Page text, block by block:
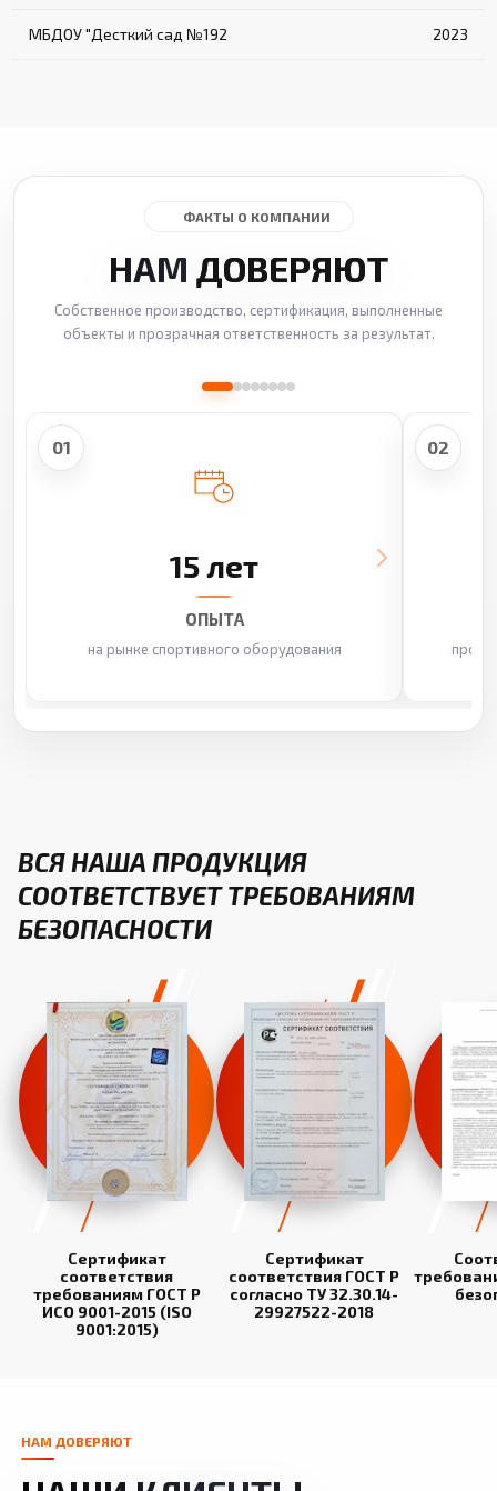
МБДОУ "Десткий сад №192 2023
ФАКТЫ О КОМПАНИИ
НАМ ДОВЕРЯЮТ
Собственное производство, сертификация, выполненные
объекты и прозрачная ответственность за результат.
01
15 лет
ОПЫТА
на рынке спортивного оборудования
02
ВСЯ НАША ПРОДУКЦИЯ
СООТВЕТСТВУЕТ ТРЕБОВАНИЯМ
БЕЗОПАСНОСТИ
Сертификат
соответствия
требованиям ГОСТ Р
ИСО 9001-2015 (ISO
9001:2015)
Сертификат
соответствия ГОСТ Р
согласно ТУ 32.30.14-
29927522-2018
НАМ ДОВЕРЯЮТ